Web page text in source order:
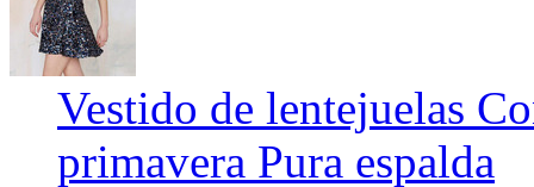
Vestido de lentejuelas
primavera Pura espalda